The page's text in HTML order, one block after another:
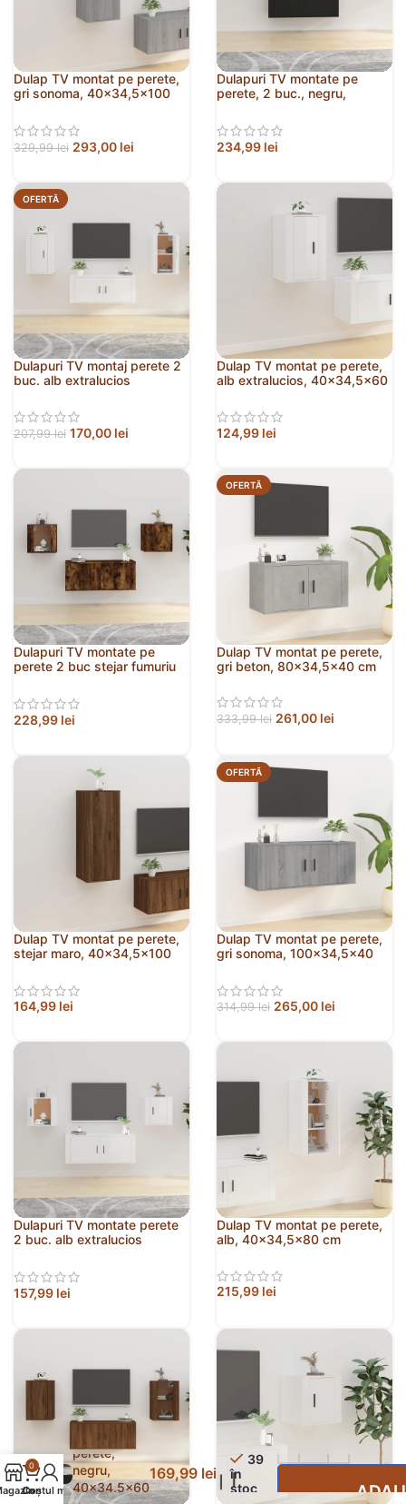
Dulap TV montat pe perete,
gri sonoma, 40×34,5×100
329,99lei 293,00 lei
Dulapuri TV montate pe
perete, 2 buc., negru,
234,99 lei
OFERTĂ
Dulapuri TV montaj perete 2
buc. alb extralucios
207,99lei 170,00 lei
Dulap TV montat pe perete,
alb extralucios, 40×34,5×60
124,99 lei
Dulapuri TV montate pe
perete 2 buc stejar fumuriu
228,99 lei
OFERTĂ
Dulap TV montat pe perete,
gri beton, 80×34,5×40 cm
333,99lei 261,00 lei
Dulap TV montat pe perete,
stejar maro, 40×34,5×100
164,99 lei
OFERTĂ
Dulap TV montat pe perete,
gri sonoma, 100×34,5×40
314,99lei 265,00 lei
Dulapuri TV montate perete
2 buc. alb extralucios
157,99 lei
Dulap TV montat pe perete,
alb, 40×34,5×80 cm
215,99 lei
Dulap TV
montat pe
perete,
negru,
40×34,5×60
169,99 lei
39
în
stoc
0
Coș
Contul meu